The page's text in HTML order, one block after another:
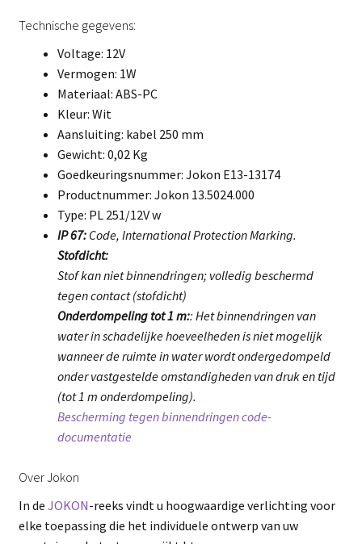
Technische gegevens:
Voltage: 12V
Vermogen: 1W
Materiaal: ABS-PC
Kleur: Wit
Aansluiting: kabel 250 mm
Gewicht: 0,02 Kg
Goedkeuringsnummer: Jokon E13-13174
Productnummer: Jokon 13.5024.000
Type: PL 251/12V w
IP 67:Code, International Protection Marking.
Stofdicht:
Stof kan niet binnendringen; volledig beschermd
tegen contact (stofdicht)
Onderdompeling tot 1 m:: Het binnendringen van
water in schadelijke hoeveelheden is niet mogelijk
wanneer de ruimte in water wordt ondergedompeld
onder vastgestelde omstandigheden van druk en tijd
(tot 1 m onderdompeling).
Bescherming tegen binnendringen code-
documentatie
Over Jokon
In de JOKON-reeks vindt u hoogwaardige verlichting voor
elke toepassing die het individuele ontwerp van uw